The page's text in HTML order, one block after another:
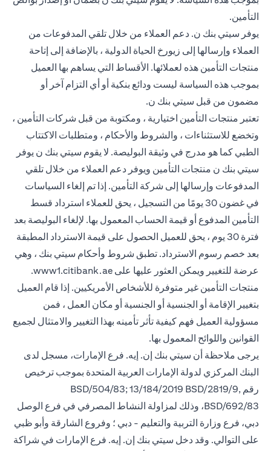
التأمين.
يوفر سيتي بنك ن. دعم العملاء من خلال تلقي المدفوعات من
العملاء وإرسالها إلى زيورخ الحياة الدولية ، بالإضافة إلى إتاحة
منتجات التأمين هذه لعملائها. الأقساط التي يساهم بها العميل
بموجب هذه السياسة ليست ودائع بنكية أو أي التزام آخر أو
مضمون من قبل سيتي بنك ن.
تعتبر منتجات التأمين اختيارية ، ومكتوبة من قبل شركات التأمين ،
وتخضع للاستثناءات ، والشروط والأحكام ، ومتطلبات الاكتتاب
الطبي كما هو مدرج في وثيقة البوليصة. لا يقوم سيتي بنك ن يوفر
سيتي بنك ن منتجات التأمين ويوفر دعم العملاء من خلال تلقي
المدفوعات وإرسالها إلى شركة التأمين. إذا تم إلغاء السياسات
في غضون 30 يومًا من التسجيل ، يحق للعملاء استرداد قسط
التأمين المدفوع أو قيمة الحساب المعمول بها. لإلغاء البوليصة بعد
فترة 30 يوم ، يحق للعميل الحصول على قيمة الاسترداد المطبقة
بعد خصم رسوم الاسترداد. تطبق شروط وأحكام سيتي بنك ، وهي
عرضة للتغيير ويمكن العثور عليها على www1.citibank.ae
tab
.
منتجات التأمين غير متوفرة للأشخاص الأمريكيين. إذا قام العميل
بتغيير الإقامة أو الجنسية أو الجنسية أو مكان العمل ، فمن
مسؤولية العميل فهم كيفية تأثر تأمينه بهذا التغيير والامتثال لجميع
القوانين واللوائح المعمول بها.
يرجى ملاحظة أن سيتي بنك إن. إيه. فرع الإمارات، مسجل لدى
البنك المركزي لدولة الإمارات العربية المتحدة بموجب ترخيص
رقم BSD/504/83; 13/184/2019 BSD/2819/9,
BSD/692/83، وذلك لمزاولة النشاط المصرفي في فرع الوصل
دبي، فرع وزارة التربية والتعليم - دبي ؛ وفروع الشارقة وأبو ظبي
على التوالي. وقد دخل سيتي بنك إن. إيه. فرع الإمارات في شراكة